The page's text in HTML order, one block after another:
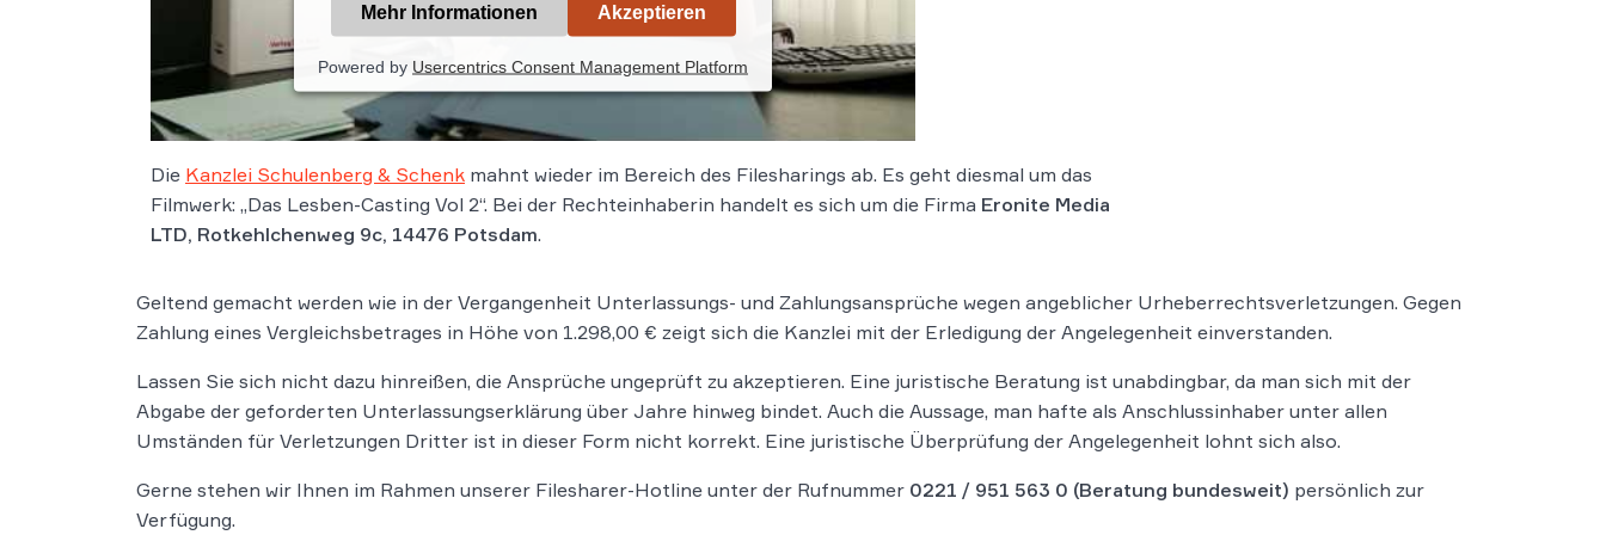
Mehr Informationen Akzeptieren
Powered by Usercentrics Consent Management Platform
Die Kanzlei Schulenberg & Schenk mahnt wieder im Bereich des Filesharings ab. Es geht diesmal um das
Filmwerk: „Das Lesben-Casting Vol 2“. Bei der Rechteinhaberin handelt es sich um die Firma Eronite Media
LTD, Rotkehlchenweg 9c, 14476 Potsdam.
Geltend gemacht werden wie in der Vergangenheit Unterlassungs- und Zahlungsansprüche wegen angeblicher Urheberrechtsverletzungen. Gegen
Zahlung eines Vergleichsbetrages in Höhe von 1.298,00 € zeigt sich die Kanzlei mit der Erledigung der Angelegenheit einverstanden.
Lassen Sie sich nicht dazu hinreißen, die Ansprüche ungeprüft zu akzeptieren. Eine juristische Beratung ist unabdingbar, da man sich mit der
Abgabe der geforderten Unterlassungserklärung über Jahre hinweg bindet. Auch die Aussage, man hafte als Anschlussinhaber unter allen
Umständen für Verletzungen Dritter ist in dieser Form nicht korrekt. Eine juristische Überprüfung der Angelegenheit lohnt sich also.
Gerne stehen wir Ihnen im Rahmen unserer Filesharer-Hotline unter der Rufnummer 0221 / 951 563 0 (Beratung bundesweit) persönlich zur
Verfügung.